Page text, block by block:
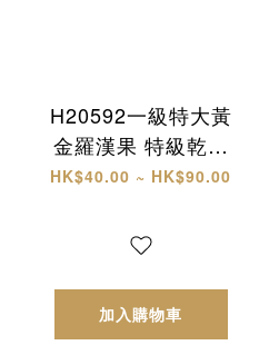
H20592一級特大黃
金羅漢果 特級乾椰
片
HK$40.00 ~ HK$90.00
加入購物車